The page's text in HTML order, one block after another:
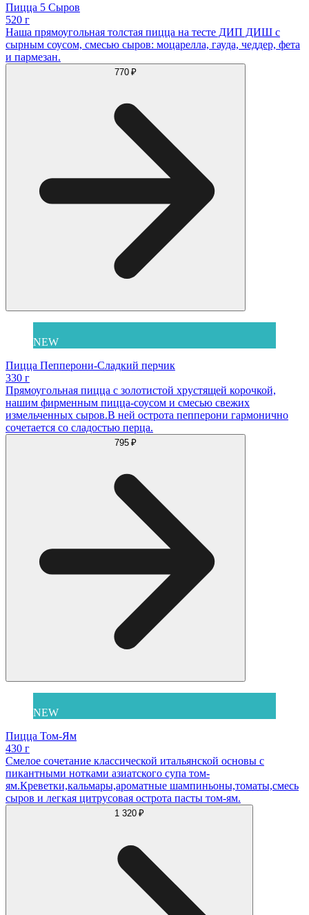
Пицца 5 Сыров
520 г
Наша прямоугольная толстая пицца на тесте ДИП ДИШ с
сырным соусом, смесью сыров: моцарелла, гауда, чеддер, фета
и пармезан.
770 ₽
NEW
Пицца Пепперони-Сладкий перчик
330 г
Прямоугольная пицца с золотистой хрустящей корочкой,
нашим фирменным пицца-соусом и смесью свежих
измельченных сыров.В ней острота пепперони гармонично
сочетается со сладостью перца.
795 ₽
NEW
Пицца Том-Ям
430 г
Смелое сочетание классической итальянской основы с
пикантными нотками азиатского супа том-
ям.Креветки,кальмары,ароматные шампиньоны,томаты,смесь
сыров и легкая цитрусовая острота пасты том-ям.
1 320 ₽